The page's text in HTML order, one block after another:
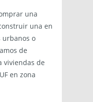
una
una en
urbanos o
de
viviendas de
en zona